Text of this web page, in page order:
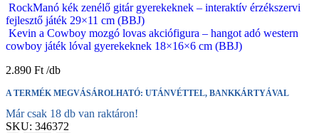
RockManó kék zenélő gitár gyerekeknek – interaktív érzékszervi
fejlesztő játék 29×11 cm (BBJ)
Kevin a Cowboy mozgó lovas akciófigura – hangot adó western
cowboy játék lóval gyerekeknek 18×16×6 cm (BBJ)
2.890 Ft
A TERMÉK MEGVÁSÁROLHATÓ: UTÁNVÉTTEL, BANKKÁRTYÁVAL
Már csak 18 db van raktáron!
SKU: 346372